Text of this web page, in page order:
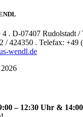
4 . D-07407 Rudolstadt /
/ 424350 . Telefax: +49
wendl.de
– 12:30 Uhr &